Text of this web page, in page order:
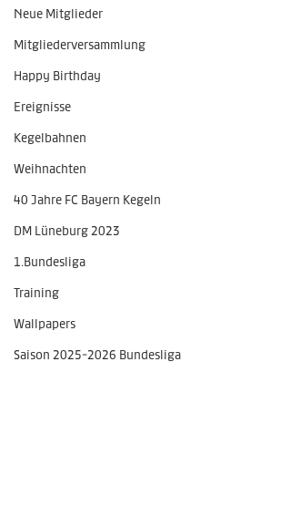
Neue Mitglieder
Mitgliederversammlung
Happy Birthday
Ereignisse
Kegelbahnen
Weihnachten
40 Jahre FC Bayern Kegeln
DM Lüneburg 2023
1.Bundesliga
Training
Wallpapers
Saison 2025-2026 Bundesliga